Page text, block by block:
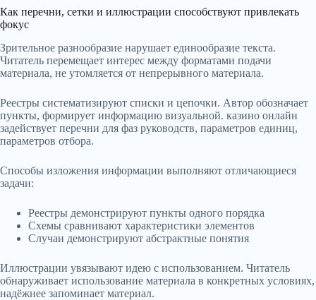
Как перечни, сетки и иллюстрации способствуют привлекать
фокус
Зрительное разнообразие нарушает единообразие текста.
Читатель перемещает интерес между форматами подачи
материала, не утомляется от непрерывного материала.
Реестры систематизируют списки и цепочки. Автор обозначает
пункты, формирует информацию визуальной. казино онлайн
задействует перечни для фаз руководств, параметров единиц,
параметров отбора.
Способы изложения информации выполняют отличающиеся
задачи:
Реестры демонстрируют пункты одного порядка
Схемы сравнивают характеристики элементов
Случаи демонстрируют абстрактные понятия
Иллюстрации увязывают идею с использованием. Читатель
обнаруживает использование материала в конкретных условиях,
надёжнее запоминает материал.